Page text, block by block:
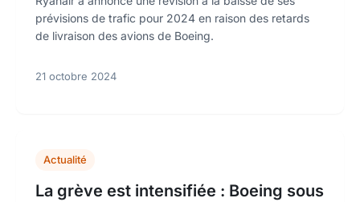
prévisions de trafic pour 2024 en raison des retards
de livraison des avions de Boeing.
21 octobre 2024
Actualité
La grève est intensifiée : Boeing sous